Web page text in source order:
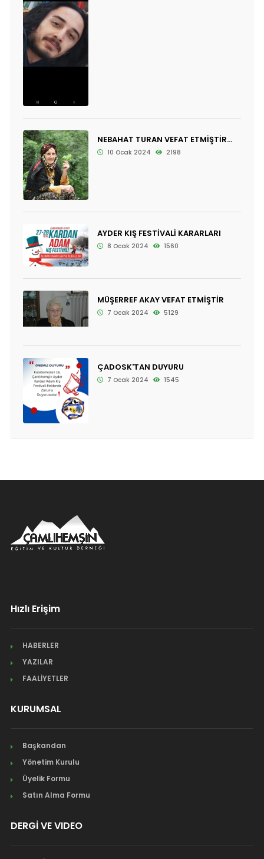
NEBAHAT TURAN VEFAT ETMİŞTİR...
10 Ocak 2024 2198
AYDER KIŞ FESTİVALİ KARARLARI
8 Ocak 2024 1560
MÜŞERREF AKAY VEFAT ETMİŞTİR
7 Ocak 2024 5129
ÇADOSK'TAN DUYURU
7 Ocak 2024 1545
Hızlı Erişim
HABERLER
YAZILAR
FAALİYETLER
KURUMSAL
Başkandan
Yönetim Kurulu
Üyelik Formu
Satın Alma Formu
DERGİ VE VIDEO